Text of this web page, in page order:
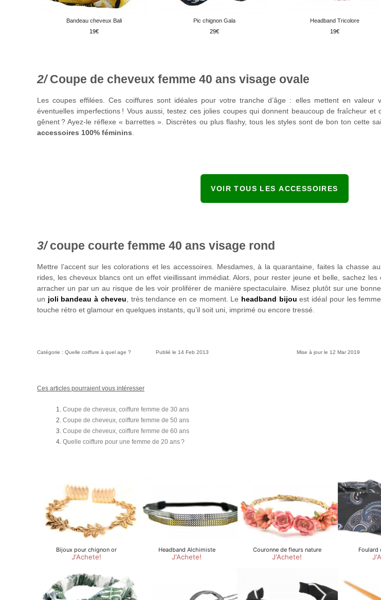
Bandeau cheveux Bali
19
Pic chignon Gala
29
Headband Tricolore
19
Coupe de cheveux femme 40 ans visage ovale
Les coupes effilées. Ces coiffures sont idéales pour votre tranche d’âge : elles mettent en valeur
éventuelles imperfections ! Vous aussi, testez ces jolies coupes qui donnent beaucoup de fraîcheur et
gênent ? Ayez-le réflexe « barrettes ». Discrètes ou plus flashy, tous les styles sont de bon ton cette
accessoires 100% féminins
VOIR TOUS LES ACCESSOIRES
coupe courte femme 40 ans visage rond
Mettre l’accent sur les colorations et les accessoires. Mesdames, à la quarantaine, faites la chasse
rides, les cheveux blancs ont un effet vieillissant immédiat. Alors, pour rester jeune et belle, sachez
arracher un par un au risque de les voir proliférer de manière spectaculaire. Misez plutôt sur une
un joli bandeau à cheveu , très tendance en ce moment. Le headband bijou est idéal pour les
touche rétro et glamour en quelques instants, qu’il soit uni, imprimé ou encore tressé.
Catégorie : Quelle coiffure à quel age ? Publié le 14 Feb 2013 Mise à jour le 12 Mar 2019
Ces articles pourraient vous intéresser
Coupe de cheveux, coiffure femme de 30 ans
Coupe de cheveux, coiffure femme de 50 ans
Coupe de cheveux, coiffure femme de 60 ans
Quelle coiffure pour une femme de 20 ans ?